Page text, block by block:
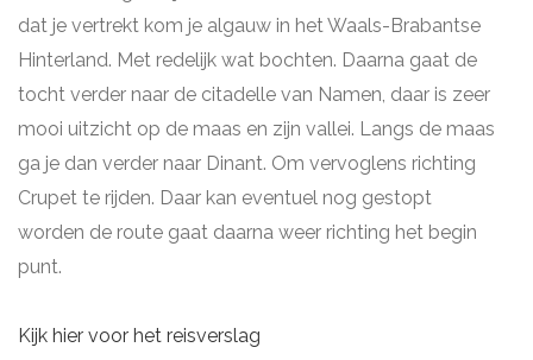
dat je vertrekt kom je algauw in het Waals-Brabantse
Hinterland. Met redelijk wat bochten. Daarna gaat de
tocht verder naar de citadelle van Namen, daar is zeer
mooi uitzicht op de maas en zijn vallei. Langs de maas
ga je dan verder naar Dinant. Om vervoglens richting
Crupet te rijden. Daar kan eventuel nog gestopt
worden de route gaat daarna weer richting het begin
punt.
Kijk hier voor het reisverslag